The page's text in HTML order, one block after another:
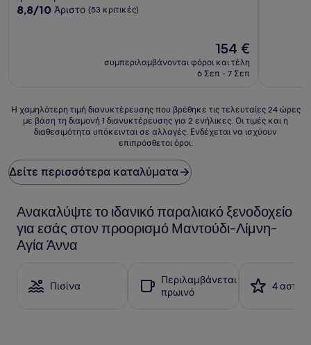
4.0
8.8
8,8/10 Άριστο (53 κριτικές)
Η
τιμή
είναι
154 €
συμπεριλαμβάνονται φόροι και τέλη
6 Σεπ - 7 Σεπ
Η
χαμηλότερη
που
βρέθηκε
τις
24
με
βάση
διανυκτέρευσης
Η χαμηλότερη τιμή διανυκτέρευσης που βρέθηκε τις τελευταίες 24 ώρες
με βάση τη διαμονή 1 διανυκτέρευσης για 2 ενήλικες. Οι τιμές και η
διαθεσιμότητα υπόκεινται σε αλλαγές. Ενδέχεται να ισχύουν
επιπρόσθετοι όροι.
Δείτε περισσότερα καταλύματα
Ανακαλύψτε το ιδανικό παραλιακό ξενοδοχείο
για εσάς στον προορισμό Μαντούδι-Λίμνη-
Αγία Άννα
Πισίνα
Περιλαμβάνεται
πρωινό
4